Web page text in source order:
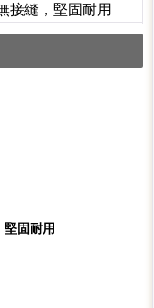
接縫，堅固耐用
堅固耐用